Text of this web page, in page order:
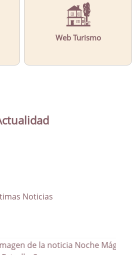
Web Turismo
Noticias